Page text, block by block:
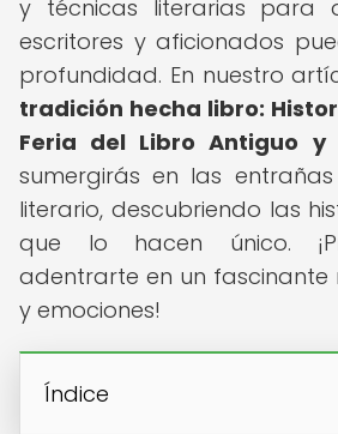
y técnicas literarias para
escritores y aficionados
profundidad. En nuestro
tradición hecha libro:
Feria del Libro Antiguo y
sumergirás en las
literario, descubriendo las
que lo hacen único.
adentrarte en un fascinante
y emociones!
Índice